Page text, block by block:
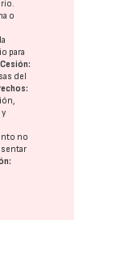
o
para
Cesión:
del
no